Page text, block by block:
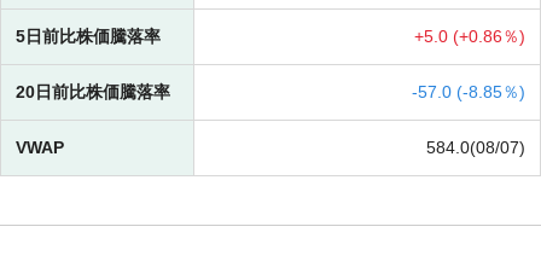
5日前比株価騰落率 +5.0 (+0.86％)
20日前比株価騰落率 -57.0 (-8.85％)
VWAP 584.0(08/07)